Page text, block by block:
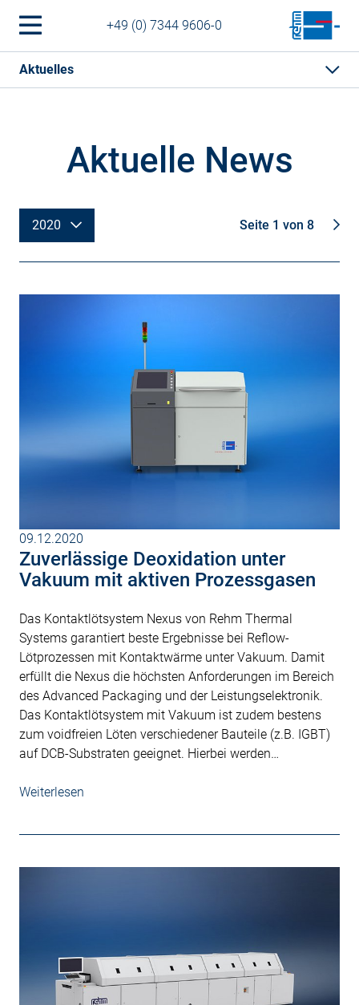
+49 (0) 7344 9606-0
Aktuelles
Aktuelle News
2020 Seite 1 von 8
09.12.2020
Zuverlässige Deoxidation unter
Vakuum mit aktiven Prozessgasen
Das Kontaktlötsystem Nexus von Rehm Thermal
Systems garantiert beste Ergebnisse bei Reflow-
Lötprozessen mit Kontaktwärme unter Vakuum. Damit
erfüllt die Nexus die höchsten Anforderungen im Bereich
des Advanced Packaging und der Leistungselektronik.
Das Kontaktlötsystem mit Vakuum ist zudem bestens
zum voidfreien Löten verschiedener Bauteile (z.B. IGBT)
auf DCB-Substraten geeignet. Hierbei werden…
Weiterlesen